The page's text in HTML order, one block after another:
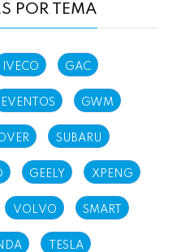
POR TEMA
IVECO GAC
EVENTOS GWM
SUBARU
GEELY XPENG
VOLVO SMART
TESLA